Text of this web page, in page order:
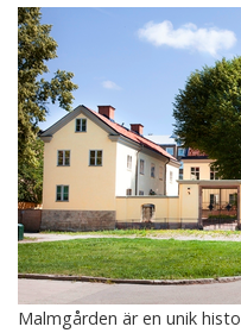
Malmgården är en unik